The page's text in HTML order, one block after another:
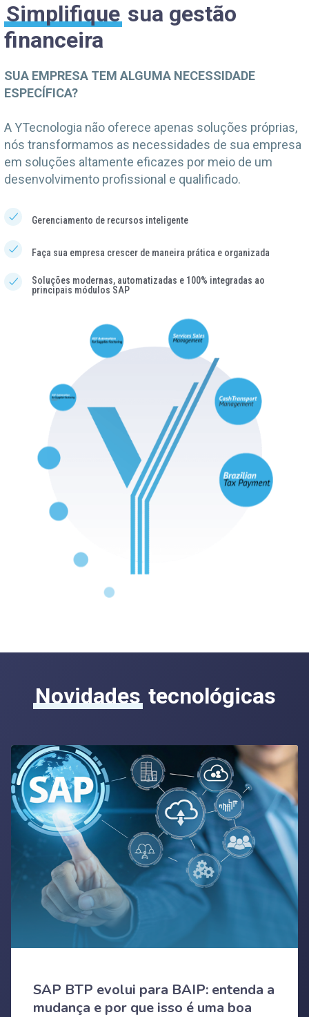
Simplifique sua gestão
financeira
SUA EMPRESA TEM ALGUMA NECESSIDADE
ESPECÍFICA?
A YTecnologia não oferece apenas soluções próprias,
nós transformamos as necessidades de sua empresa
em soluções altamente eficazes por meio de um
desenvolvimento profissional e qualificado.
Gerenciamento de recursos inteligente
Faça sua empresa crescer de maneira prática e organizada
Soluções modernas, automatizadas e 100% integradas ao
principais módulos SAP
Novidades tecnológicas
SAP BTP evolui para BAIP: entenda a
mudança e por que isso é uma boa